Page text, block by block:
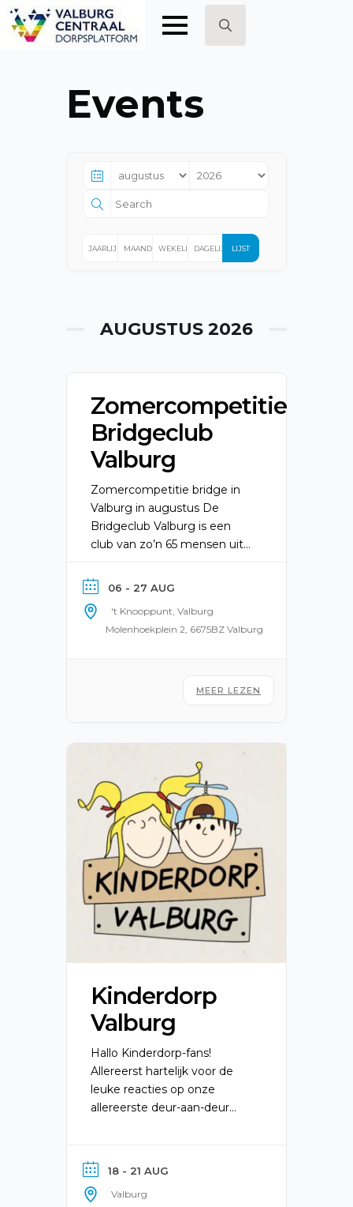
Events
JAARLIJKSMAANDELIJKSWEKELIJKSDAGELIJKSLIJST
AUGUSTUS 2026
Zomercompetitie
Bridgeclub
Valburg
Zomercompetitie bridge in
Valburg in augustus De
Bridgeclub Valburg is een
club van zo’n 65 mensen uit
elke donderdagavond in ‘t
Knooppunt van Valburg een
drive met elkaar spelen. Dat
zijn interessante en leuke
spel bridge te spelen, alsook
06 - 27 AUG
't Knooppunt, Valburg
Molenhoekplein 2, 6675BZ Valburg
MEER LEZEN
Kinderdorp
Valburg
Hallo Kinderdorp-fans!
Allereerst hartelijk voor de
leuke reacties op onze
allereerste deur-aan-deur
De Kinderdorp Koekjes actie
was een groot succes! Nog
maar een paar weken en dan
18 - 21 AUG
Valburg